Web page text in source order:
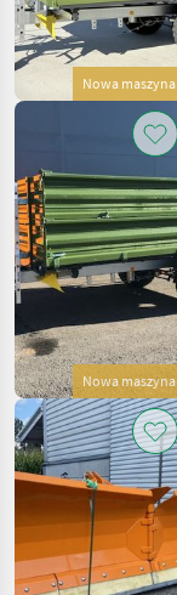
Nowa maszyna
Nowa maszyna